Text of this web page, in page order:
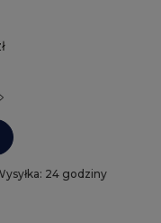
24 godziny